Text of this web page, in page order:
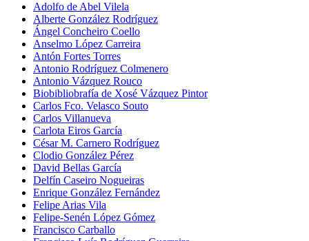
Adolfo de Abel Vilela
Alberte González Rodríguez
Ángel Concheiro Coello
Anselmo López Carreira
Antón Fortes Torres
Antonio Rodríguez Colmenero
Antonio Vázquez Rouco
Biobibliobrafía de Xosé Vázquez Pintor
Carlos Fco. Velasco Souto
Carlos Villanueva
Carlota Eiros García
César M. Carnero Rodríguez
Clodio González Pérez
David Bellas García
Delfín Caseiro Nogueiras
Enrique González Fernández
Felipe Arias Vila
Felipe-Senén López Gómez
Francisco Carballo